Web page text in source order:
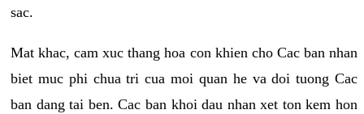
sac.
Mat khac, cam xuc thang hoa con khien cho Cac ban nhan
biet muc phi chua tri cua moi quan he va doi tuong Cac
ban dang tai ben. Cac ban khoi dau nhan xet ton kem hon